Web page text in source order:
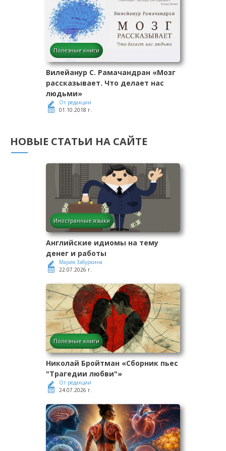
Полезные книги
Вилейанур С. Рамачандран «Мозг
рассказывает. Что делает нас
людьми»
От редакции
01.10.2018 г.
НОВЫЕ СТАТЬИ НА САЙТЕ
Иностранные языки
Английские идиомы на тему
денег и работы
Мария Забуркина
22.07.2026 г.
Полезные книги
Николай Бройтман «Сборник пьес
"Трагедии любви"»
От редакции
24.07.2026 г.